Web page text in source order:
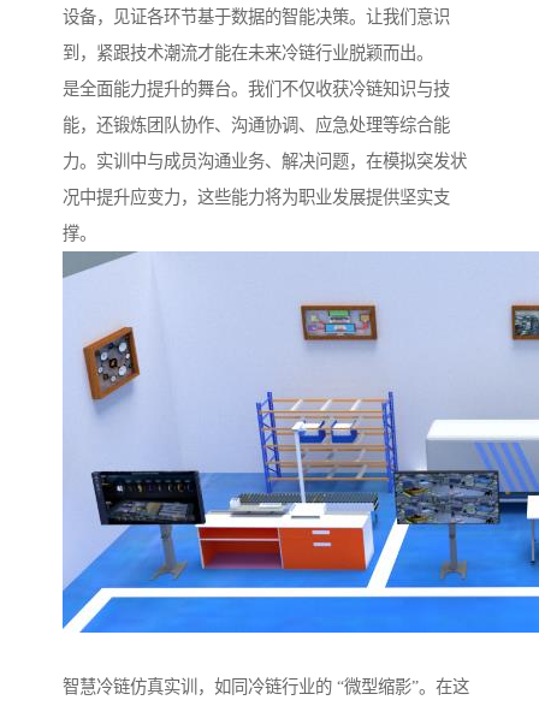
设备，见证各环节基于数据的智能决策。让我们意识
到，紧跟技术潮流才能在未来冷链行业脱颖而出。
是全面能力提升的舞台。我们不仅收获冷链知识与技
能，还锻炼团队协作、沟通协调、应急处理等综合能
力。实训中与成员沟通业务、解决问题，在模拟突发状
况中提升应变力，这些能力将为职业发展提供坚实支
撑。
智慧冷链仿真实训，如同冷链行业的 “微型缩影”。在这